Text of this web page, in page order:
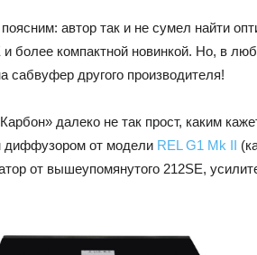
автор так и не сумел найти
более компактной новинкой. Но, в
сабвуфер другого производителя!
далеко не так прост, каким
диффузором от модели REL G1 Mk II
от вышеупомянутого 212SE,